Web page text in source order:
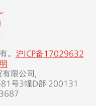
。 沪ICP备17029632
有限公司,
号3幢D部 200131